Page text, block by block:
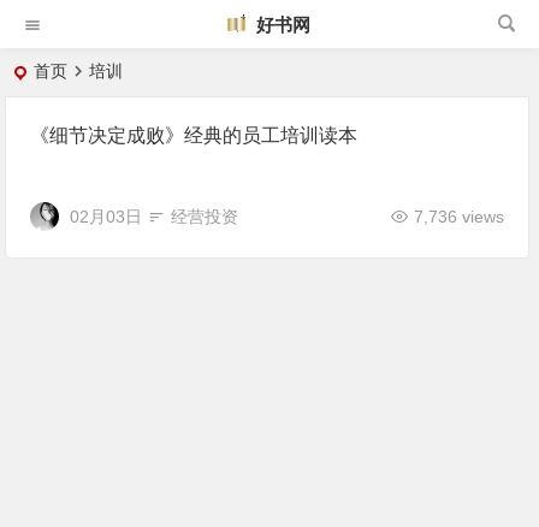
好书网
首页 培训
《细节决定成败》经典的员工培训读本
02月03日 经营投资 7,736 views